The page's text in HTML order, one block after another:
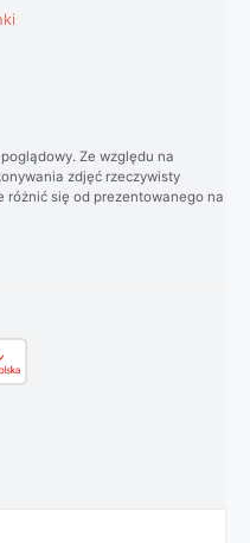
Ze względu na
zdjęć rzeczywisty
różnić się od prezentowanego na